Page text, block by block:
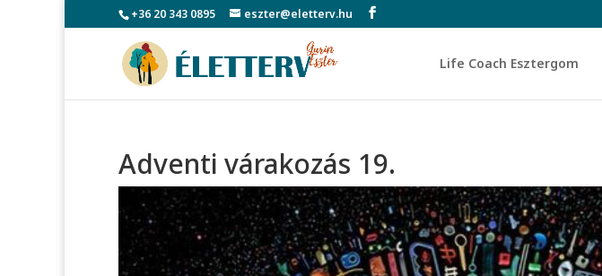
+36 20 343 0895 eszter@eletterv.hu
Life Coach Esztergom
Adventi várakozás 19.